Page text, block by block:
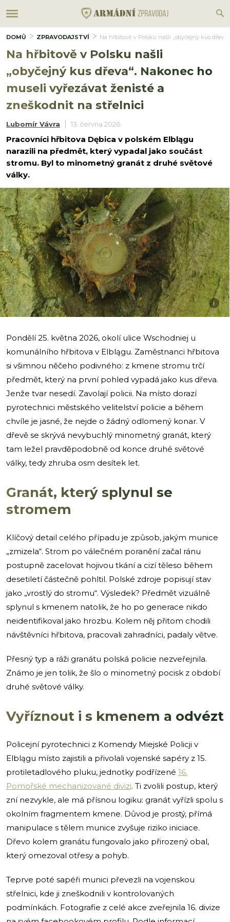
DOMŮ ZPRAVODAJSTVÍ Na hřbitově v Polsku našli „obyčejný kus
Na hřbitově v Polsku našli
„obyčejný kus dřeva“. Nakonec ho
museli vyřezávat ženisté a
zneškodnit na střelnici
Lubomír Vávra 13. června 2026
Pracovníci hřbitova Dębica v polském Elblągu
narazili na předmět, který vypadal jako součást
stromu. Byl to minometný granát z druhé světové
války.
i
Pondělí 25. května 2026, okolí ulice Wschodniej u
komunálního hřbitova v Elblągu. Zaměstnanci hřbitova
si všimnou něčeho podivného: z kmene stromu trčí
předmět, který na první pohled vypadá jako kus dřeva.
Jenže tvar nesedí. Zavolají policii. Na místo dorazí
pyrotechnici městského velitelství policie a během
chvíle je jasné, že nejde o žádný odlomený konar. V
dřevě se skrývá nevybuchlý minometný granát, který
tam ležel pravděpodobně od konce druhé světové
války, tedy zhruba osm desítek let.
Granát, který splynul se
stromem
Klíčový detail celého případu je způsob, jakým munice
„zmizela“. Strom po válečném poranění začal ránu
postupně zacelovat hojivou tkání a cizí těleso během
desetiletí částečně pohltil. Polské zdroje popisují stav
jako „vrostlý do stromu“. Výsledek? Předmět vizuálně
splynul s kmenem natolik, že ho po generace nikdo
neidentifikoval jako hrozbu. Kolem něj přitom chodili
návštěvníci hřbitova, pracovali zahradníci, padaly větve.
Přesný typ a ráži granátu polská policie nezveřejnila.
Známo je jen tolik, že šlo o minometný pocisk z období
druhé světové války.
Vyříznout i s kmenem a odvézt
Policejní pyrotechnici z Komendy Miejské Policji v
Elblągu místo zajistili a přivolali vojenské sapéry z 15.
protiletadlového pluku, jednotky podřízené 16.
Pomořské mechanizované divizi. Ti zvolili postup, který
zní nezvykle, ale má přísnou logiku: granát vyřízli spolu s
okolním fragmentem kmene. Důvod je prostý, přímá
manipulace s tělem munice zvyšuje riziko iniciace.
Dřevo kolem granátu fungovalo jako přirozený obal,
který omezoval otřesy a pohyb.
Teprve poté sapéři munici převezli na vojenskou
střelnici, kde ji zneškodnili v kontrolovaných
podmínkách. Fotografie z celé akce zveřejnila 16. divize